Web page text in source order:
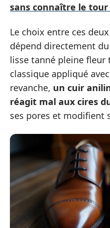
sans connaître le tour
Le choix entre ces
dépend directement
lisse tanné pleine fleur
classique appliqué
revanche, un cuir
réagit mal aux cires
ses pores et modifient